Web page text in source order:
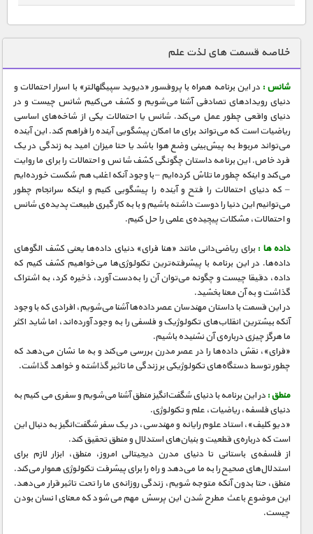
دنیای خوراکی ها
زمین شناسی / محیط زیست
سازه/ معماری/ مهندسی
سرگرمی
شناخت کودکان
طبیعت
علم و فناوری
فرهنگ / هنر
کیهان / نجوم
گردشگری
ماورایی
مسابقات / ورزشی
مستند های اختصاصی
خلاصه قسمت های لذت علم
شانس : در این برنامه همراه با پروفسور «دیوید سپیگلهالتر» با اسرار احتمالات و
دنیای رویدادهای تصادفی آشنا می‌شویم و کشف می‌کنیم شانس چیست و در
دنیای واقعی چطور عمل می‌کند. شانس یا احتمالات یکی از شاخه‌های اساسی
ریاضیات است که می‌تواند برای ما امکان پیشگویی آینده را فراهم کند. این آینده
می‌تواند مربوط به پیش‌بینی وضع هوا باشد یا حتا میزان امید به زندگی در یک
فرد خاص. این برنامه داستان چگونگی کشف شانس و احتمالات را برای ما روایت
می‌کند و اینکه چطور ما تلاش کرده‌ا‌یم – با وجود آنکه اغلب هم شکست خورده‌ایم
– که دنیای احتمالات را فتح و آینده را پیشگویی کنیم و اینکه سرانجام چطور
می‌توانیم این دنیا را دوست داشته باشیم و با به کار گیری طبیعت پدیده‌ی شانس
و احتمالات، مشکلات پیچیده‌ی علمی را حل کنیم.
داده ها : برای ریاضی‌دانی مانند «هنا فرای» دنیای داده‌ها یعنی کشف الگوهای
داده‌ها. در این برنامه با پیشرفته‌ترین تکنولوژی‌ها می‌خواهیم کشف کنیم که
داده، دقیقا چیست و چگونه می‌توان آن را به‌دست آورد، ذخیره کرد، به اشتراک
گذاشت و به آن معنا بخشید.
در این قسمت با داستان مهندسان عصر داده‌ها آشنا می‌شویم، افرادی که با وجود
آنکه بیشترین انقلاب‌های تکنولوژیک و فلسفی را به وجود آورده‌اند، اما شاید اکثر
ما هرگز چیزی درباره‌ی آن نشنیده باشیم.
«فرای»، نقش داده‌ها را در عصر مدرن بررسی می‌کند و به ما نشان می‌دهد که
چطور توسط دستگاه‌های تکنولوژیکی بر زندگی ما تاثیر گذاشته و خواهد گذاشت.
منطق : در این برنامه با دنیای شگفت‌انگیز منطق آشنا می‌شویم و سفری می کنیم به
دنیای فلسفه، ریاضیات، علم و تکنولوژی.
«دیو کلیف»، استاد علوم رایانه و مهندسی، در یک سفر شگفت‌انگیز به دنبال این
است که درباره‌ی قطعیت و بنیان‌های استدلال و منطق تحقیق کند.
از فلسفه‌ی باستانی تا دنیای مدرن دیجیتالی امروز، منطق، ابزار لازم برای
استدلال‌های صحیح را به ما می‌دهد و راه را برای پیشرفت تکنولوژی هموار می‌کند.
منطق، حتا بدون آنکه متوجه شویم، زندگی روزانه‌ی ما را تحت تاثیر قرار می‌دهد.
این موضوع باعث مطرح شدن این پرسش مهم می‌شود که معنای انسان بودن
چیست.